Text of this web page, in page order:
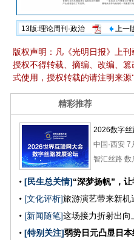
13版:理论周刊·政治 上一
版权声明：凡《光明日报》上
授权不得转载、摘编、改编、
式使用，授权转载的请注明来源